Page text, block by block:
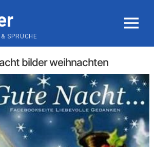
SPRÜCHE
MENU
bilder weihnachten